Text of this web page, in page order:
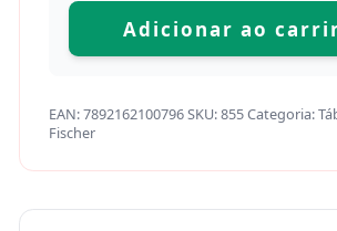
Adicionar ao
EAN:7892162100796SKU:855Categoria:
Fischer